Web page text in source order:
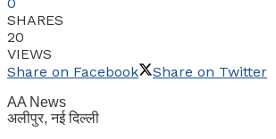
SHARES
20
VIEWS
Share on Facebook
Share on Twitter
AA News
अलीपुर, नई दिल्ली